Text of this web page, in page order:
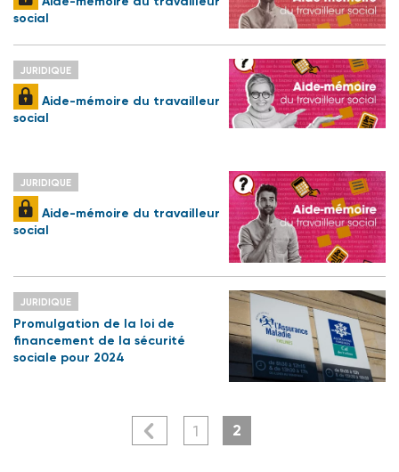
social
JURIDIQUE
Aide-mémoire du travailleur
social
JURIDIQUE
Aide-mémoire du travailleur
social
JURIDIQUE
Promulgation de la loi de
financement de la sécurité
sociale pour 2024
1 2